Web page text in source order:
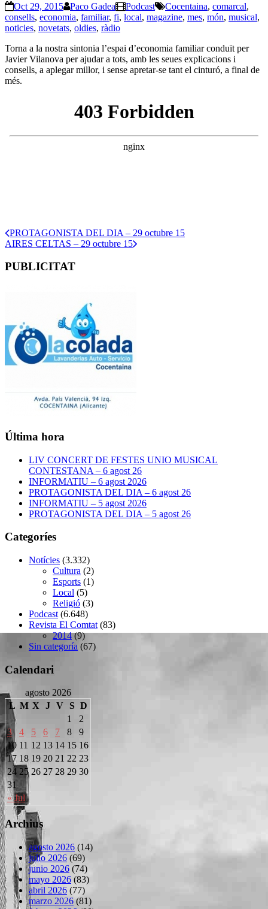
Oct 29, 2015 Paco Gadea Podcast Cocentaina, comarcal,
consells, economia, familiar, fi, local, magazine, mes, món, musical,
noticies, novetats, oldies, ràdio
Torna a la nostra sintonia l’espai d’economia familiar conduït per
Javier Vilanova per ajudar a tots, amb les seues explicacions i
consells, a aplegar millor, i sense apretar-se tant el cinturó, a final de
més.
PROTAGONISTA DEL DIA – 29 octubre 15
AIRES CELTAS – 29 octubre 15
PUBLICITAT
Última hora
LIV CONCERT DE FESTES UNIO MUSICAL
CONTESTANA – 6 agost 26
INFORMATIU – 6 agost 2026
PROTAGONISTA DEL DIA – 6 agost 26
INFORMATIU – 5 agost 2026
PROTAGONISTA DEL DIA – 5 agost 26
Categoríes
Notícies (3.332)
Cultura (2)
Esports (1)
Local (5)
Religió (3)
Podcast (6.648)
Revista El Comtat (83)
2014(9)
Sin categoría (67)
Calendari
agosto 2026
L M X J V S D
« Jul
1
2
3
4 5 6 7 8
9
10 11 12 13 14 15 16
17 18 19 20 21 22 23
24 25 26 27 28 29 30
31
Archius
agosto 2026 (14)
julio 2026 (69)
junio 2026 (74)
mayo 2026 (83)
abril 2026 (77)
marzo 2026 (81)